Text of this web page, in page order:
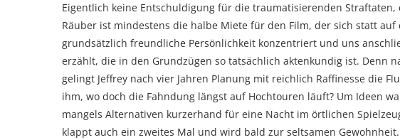
Eigentlich keine Entschuldigung für die traumatisierenden Straftaten,
Räuber ist mindestens die halbe Miete für den Film, der sich statt auf
grundsätzlich freundliche Persönlichkeit konzentriert und uns
erzählt, die in den Grundzügen so tatsächlich aktenkundig ist. Denn
gelingt Jeffrey nach vier Jahren Planung mit reichlich Raffinesse die
ihm, wo doch die Fahndung längst auf Hochtouren läuft? Um Ideen
mangels Alternativen kurzerhand für eine Nacht im örtlichen
klappt auch ein zweites Mal und wird bald zur seltsamen Gewohnheit.